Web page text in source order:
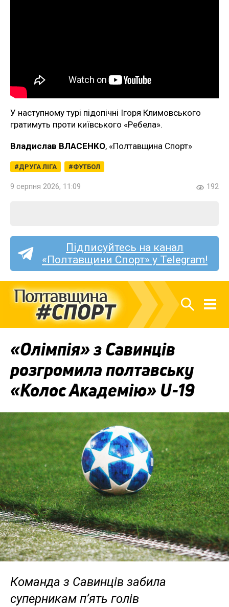
У наступному турі підопічні Ігоря Климовського
гратимуть проти київського «Ребела».
Владислав ВЛАСЕНКО, «Полтавщина Спорт»
ДРУГА ЛІГА ФУТБОЛ
9 серпня 2026, 11:09 192
Підписуйтесь на канал
«Полтавщини Спорт» у Telegram!
«Олімпія» з Савинців
розгромила полтавську
«Колос Академію» U-19
Команда з Савинців забила
суперникам п’ять голів